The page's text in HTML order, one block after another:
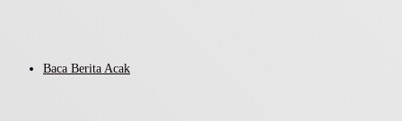
Baca Berita Acak